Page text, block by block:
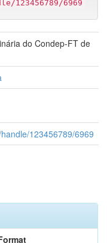
123456789/6969
do Condep-FT de
123456789/6969